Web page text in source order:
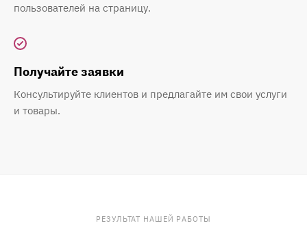
пользователей на страницу.
Получайте заявки
Консультируйте клиентов и предлагайте им свои услуги
и товары.
РЕЗУЛЬТАТ НАШЕЙ РАБОТЫ